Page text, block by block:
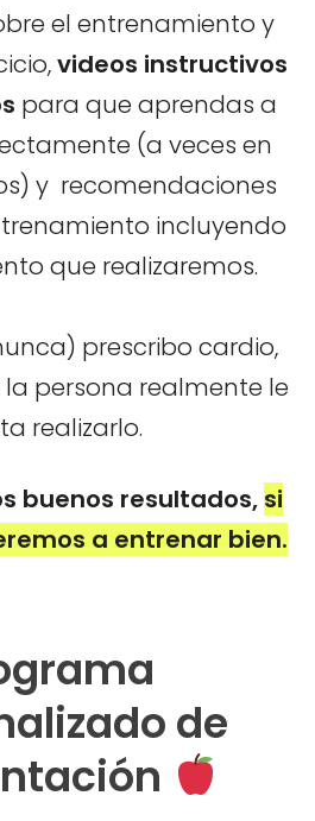
el entrenamiento y
videos instructivos
para que aprendas a
(a veces en
y recomendaciones
incluyendo
que realizaremos.
prescribo cardio,
persona realmente le
realizarlo.
buenos resultados, si
a entrenar bien.
de